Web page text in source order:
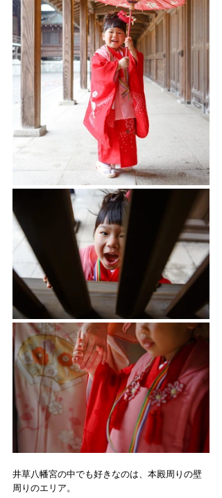
井草八幡宮の中でも好きなのは、本殿周りの壁
周りのエリア。